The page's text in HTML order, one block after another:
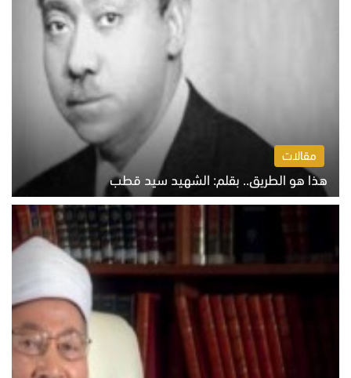
مقالات
هذا هو الطريق.. بقلم: الشهيد سيد قطب
الخميس 6 أغسطس 2026 10:52 ص